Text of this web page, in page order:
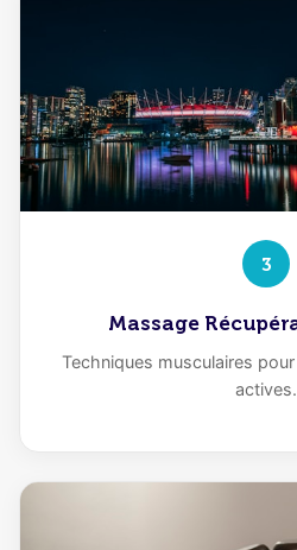
3
Massage
Techniques musculaires
actives.